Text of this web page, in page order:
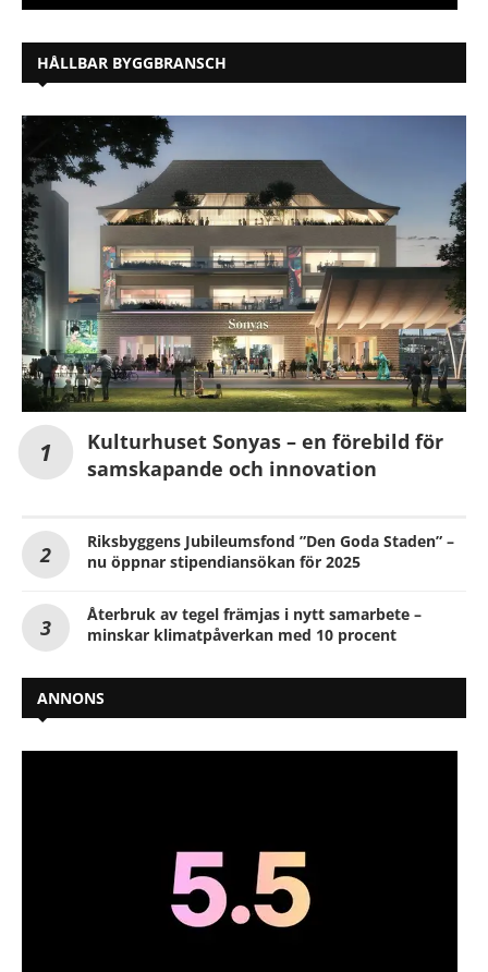
HÅLLBAR BYGGBRANSCH
Kulturhuset Sonyas – en förebild för
samskapande och innovation
Riksbyggens Jubileumsfond ”Den Goda Staden” –
nu öppnar stipendiansökan för 2025
Återbruk av tegel främjas i nytt samarbete –
minskar klimatpåverkan med 10 procent
ANNONS